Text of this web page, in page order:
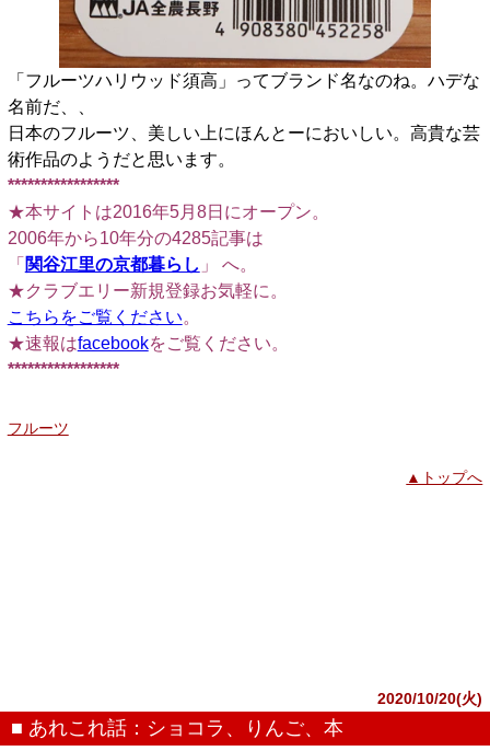
「フルーツハリウッド須高」ってブランド名なのね。ハデな
名前だ、、
日本のフルーツ、美しい上にほんとーにおいしい。高貴な芸
術作品のようだと思います。
*****************
★本サイトは2016年5月8日にオープン。
2006年から10年分の4285記事は
「 関谷江里の京都暮らし 」 へ。
★クラブエリー新規登録お気軽に。
こちらをご覧ください。
★速報はfacebookをご覧ください。
*****************
フルーツ
▲トップへ
2020/10/20(火)
■ あれこれ話：ショコラ、りんご、本